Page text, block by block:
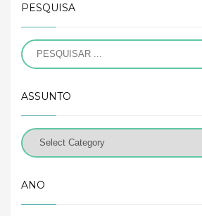
PESQUISA
ASSUNTO
ANO